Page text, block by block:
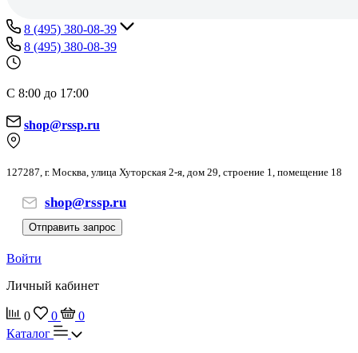
8 (495) 380-08-39
8 (495) 380-08-39
С 8:00 до 17:00
shop@rssp.ru
127287, г. Москва, улица Хуторская 2-я, дом 29, строение 1, помещение 18
shop@rssp.ru
Отправить запрос
Войти
Личный кабинет
0 0
0
Каталог